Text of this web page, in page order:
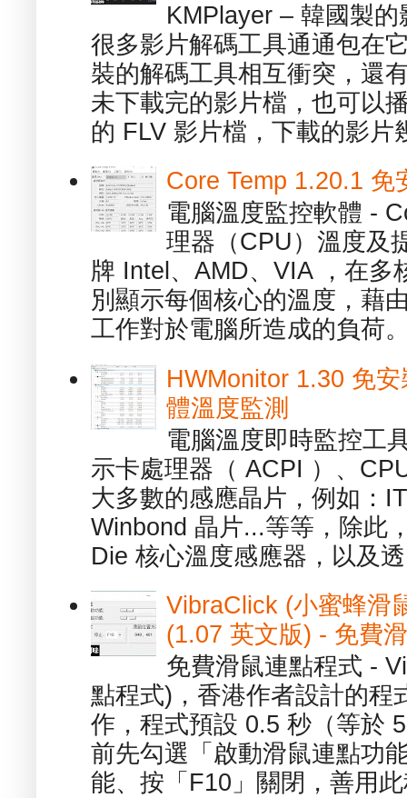
KMPlayer – 韓國製
很多影片解碼工具通通包在
裝的解碼工具相互衝突，還
未下載完的影片檔，也可以
的 FLV 影片檔，下載的影片
Core Temp 1.20.1 免
電腦溫度監控軟體 -
理器（CPU）溫度及
牌 Intel、AMD、VIA ，在多
別顯示每個核心的溫度，藉
工作對於電腦所造成的負荷
HWMonitor 1.30 免
體溫度監測
電腦溫度即時監控工
示卡處理器（ ACPI ）、
大多數的感應晶片，例如：
Winbond 晶片...等等，除此
Die 核心溫度感應器，以及
VibraClick (小蜜蜂滑
(1.07 英文版) - 免費
免費滑鼠連點程式 -
點程式)，香港作者設計的程
作，程式預設 0.5 秒（等於
前先勾選「啟動滑鼠連點功
能、按「F10」關閉，善用